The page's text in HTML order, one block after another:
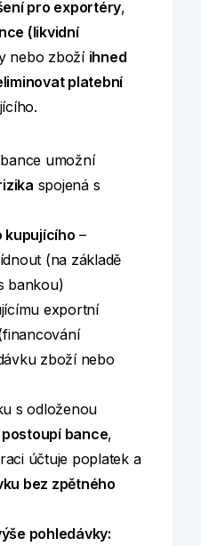
pro exportéry,
(likvidní
nebo zboží ihned
platební
umožní
spojená s
kupujícího –
(na základě
bankou)
exportní
zboží nebo
s odloženou
postoupí bance,
účtuje poplatek a
bez zpětného
pohledávky: